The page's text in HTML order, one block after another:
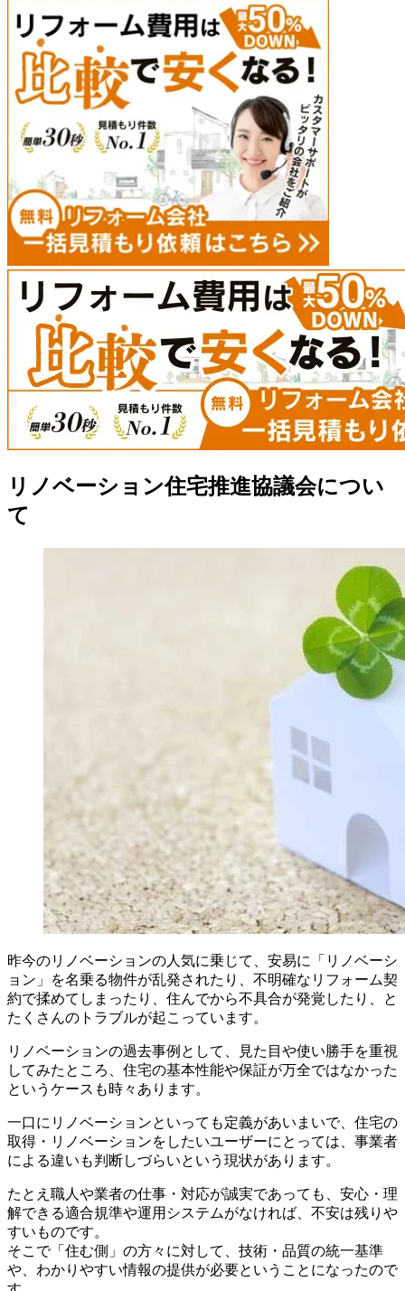
リノベーション住宅推進協議会につい
て
昨今のリノベーションの人気に乗じて、安易に「リノベーシ
ョン」を名乗る物件が乱発されたり、不明確なリフォーム契
約で揉めてしまったり、住んでから不具合が発覚したり、と
たくさんのトラブルが起こっています。
リノベーションの過去事例として、見た目や使い勝手を重視
してみたところ、住宅の基本性能や保証が万全ではなかった
というケースも時々あります。
一口にリノベーションといっても定義があいまいで、住宅の
取得・リノベーションをしたいユーザーにとっては、事業者
による違いも判断しづらいという現状があります。
たとえ職人や業者の仕事・対応が誠実であっても、安心・理
解できる適合規準や運用システムがなければ、不安は残りや
すいものです。
そこで「住む側」の方々に対して、技術・品質の統一基準
や、わかりやすい情報の提供が必要ということになったので